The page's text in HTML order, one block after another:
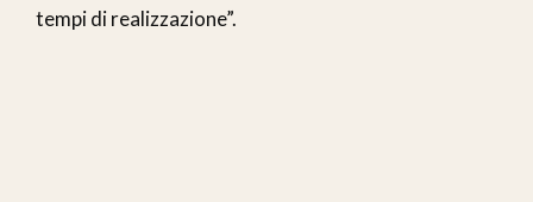
tempi di realizzazione”.